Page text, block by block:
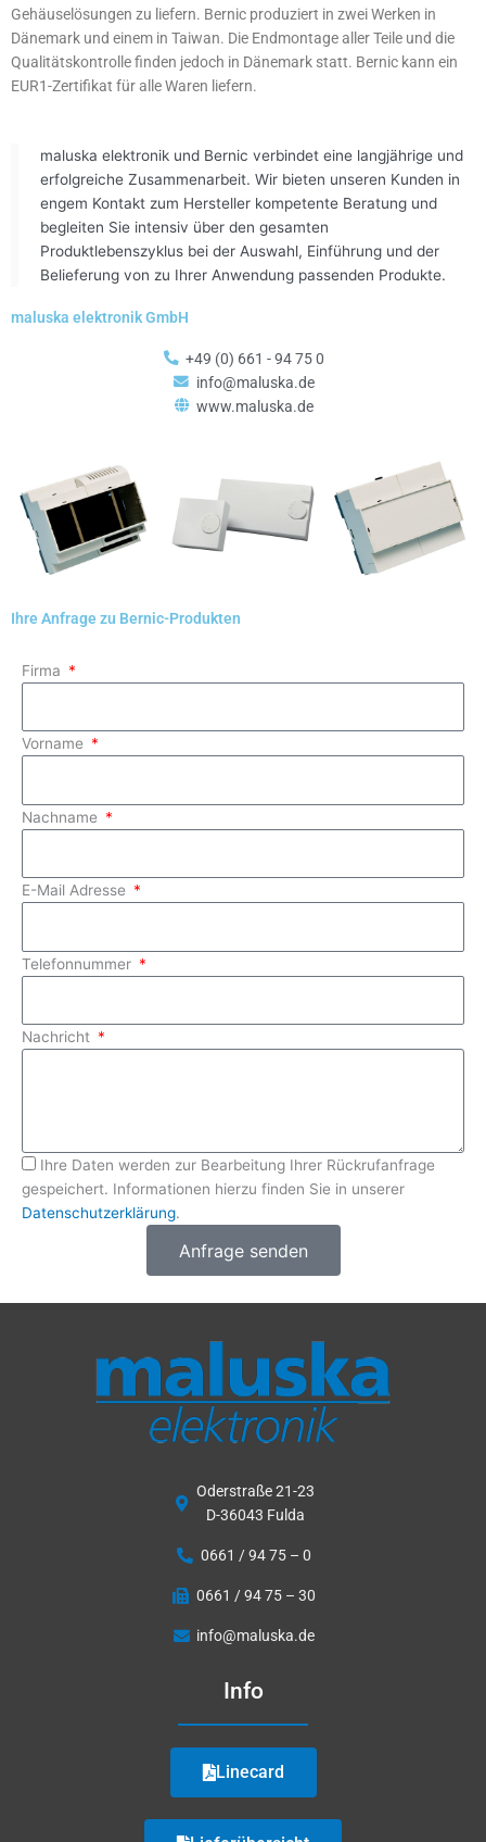
Gehäuselösungen zu liefern. Bernic produziert in zwei Werken in
Dänemark und einem in Taiwan. Die Endmontage aller Teile und die
Qualitätskontrolle finden jedoch in Dänemark statt. Bernic kann ein
EUR1-Zertifikat für alle Waren liefern.
maluska elektronik und Bernic verbindet eine langjährige und
erfolgreiche Zusammenarbeit. Wir bieten unseren Kunden in
engem Kontakt zum Hersteller kompetente Beratung und
begleiten Sie intensiv über den gesamten
Produktlebenszyklus bei der Auswahl, Einführung und der
Belieferung von zu Ihrer Anwendung passenden Produkte.
maluska elektronik GmbH
+49 (0) 661 - 94 75 0
info@maluska.de
www.maluska.de
Ihre Anfrage zu Bernic-Produkten
Firma
Vorname
Nachname
E-Mail Adresse
Telefonnummer
Nachricht
Ihre Daten werden zur Bearbeitung Ihrer Rückrufanfrage
gespeichert. Informationen hierzu finden Sie in unserer
Datenschutzerklärung.
Anfrage senden
Oderstraße 21-23
D-36043 Fulda
0661 / 94 75 – 0
0661 / 94 75 – 30
info@maluska.de
Info
Linecard